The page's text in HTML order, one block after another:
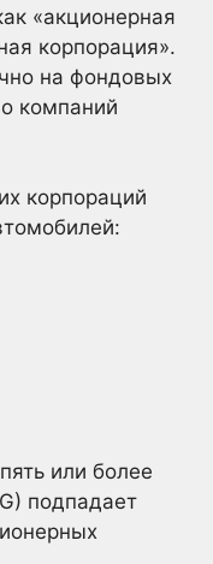
«акционерная
корпорация».
на фондовых
компаний
корпораций
или более
подпадает